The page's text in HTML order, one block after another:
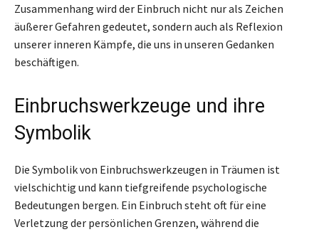
Zusammenhang wird der Einbruch nicht nur als Zeichen
äußerer Gefahren gedeutet, sondern auch als Reflexion
unserer inneren Kämpfe, die uns in unseren Gedanken
beschäftigen.
Einbruchswerkzeuge und ihre
Symbolik
Die Symbolik von Einbruchswerkzeugen in Träumen ist
vielschichtig und kann tiefgreifende psychologische
Bedeutungen bergen. Ein Einbruch steht oft für eine
Verletzung der persönlichen Grenzen, während die